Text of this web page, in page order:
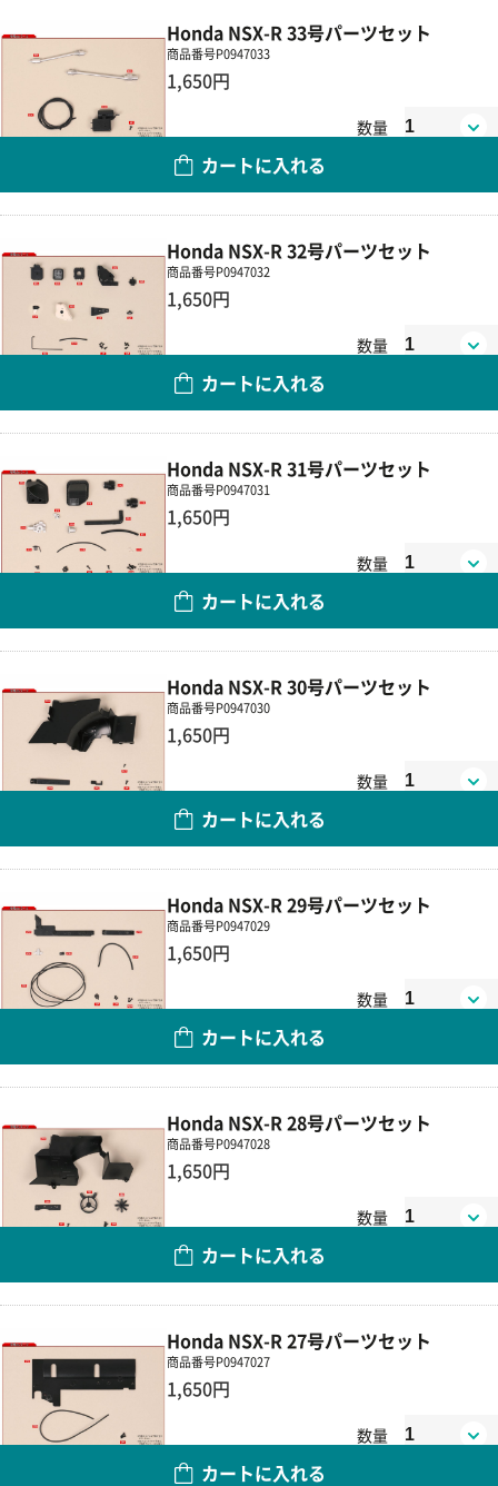
Honda NSX-R 33号パーツセット
商品番号P0947033
1,650円
数量
カートに入れる
Honda NSX-R 32号パーツセット
商品番号P0947032
1,650円
数量
カートに入れる
Honda NSX-R 31号パーツセット
商品番号P0947031
1,650円
数量
カートに入れる
Honda NSX-R 30号パーツセット
商品番号P0947030
1,650円
数量
カートに入れる
Honda NSX-R 29号パーツセット
商品番号P0947029
1,650円
数量
カートに入れる
Honda NSX-R 28号パーツセット
商品番号P0947028
1,650円
数量
カートに入れる
Honda NSX-R 27号パーツセット
商品番号P0947027
1,650円
数量
カートに入れる